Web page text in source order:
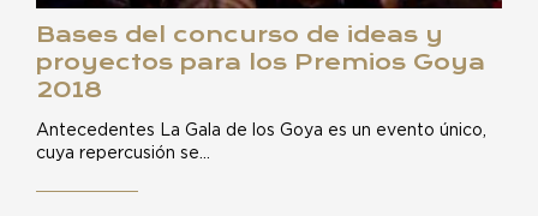
Bases del concurso de ideas y
proyectos para los Premios Goya
2018
Antecedentes La Gala de los Goya es un evento único,
cuya repercusión se…